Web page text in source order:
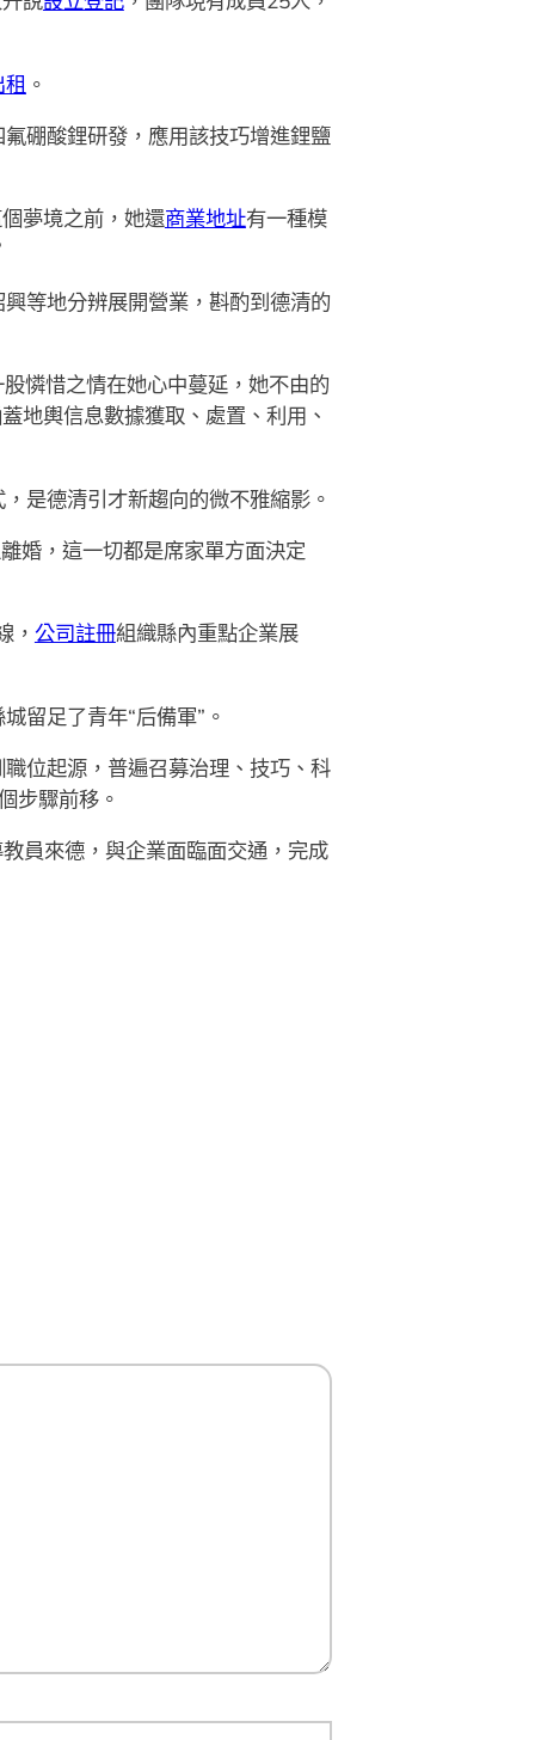
。
硼酸鋰研發，應用該技巧增進鋰鹽
夢境之前，她還商業地址有一種模
等地分辨展開營業，斟酌到德清的
憐惜之情在她心中蔓延，她不由的
地輿信息數據獲取、處置、利用、
是德清引才新趨向的微不雅縮影。
，這一切都是席家單方面決定
， 公司註冊組織縣內重點企業展
留足了青年“后備軍”。
位起源，普遍召募治理、技巧、科
步驟前移。
員來德，與企業面臨面交通，完成